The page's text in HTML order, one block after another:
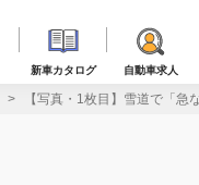
新車カタログ 自動車求人
【写真・1枚目】雪道で「